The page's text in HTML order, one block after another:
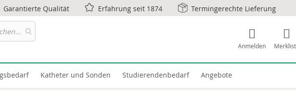
Garantierte Qualität Erfahrung seit 1874 Termingerechte Lieferung
Anmelden
Katheter und Sonden Studierendenbedarf Angebote